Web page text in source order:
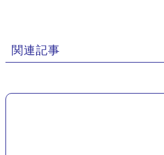
関連記事